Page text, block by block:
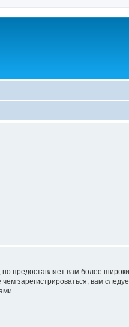
предоставляет вам более
зарегистрироваться, вам